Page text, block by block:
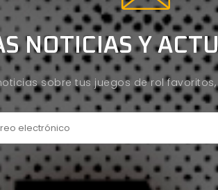
NOTICIAS Y
sobre tus juegos de rol